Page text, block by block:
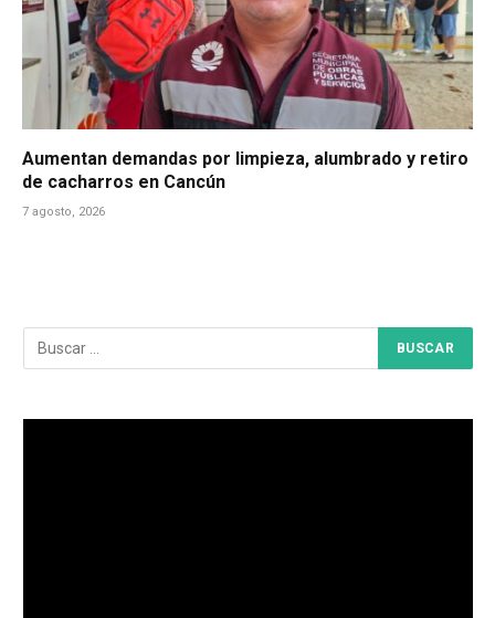
Aumentan demandas por limpieza, alumbrado y retiro
de cacharros en Cancún
7 agosto, 2026